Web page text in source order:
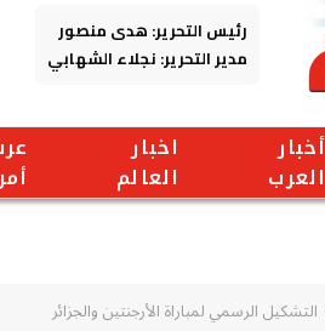
رئيس التحرير: هدى منصور
مدير التحرير: نجلاء الشهابي
أخبار
العرب
اخبار
العالم
التشكيل الرسمي لمباراة الأرجنتين والجزائر